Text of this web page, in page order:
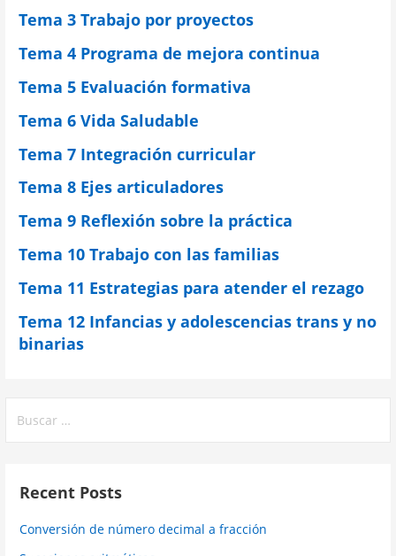
Tema 3 Trabajo por proyectos
Tema 4 Programa de mejora continua
Tema 5 Evaluación formativa
Tema 6 Vida Saludable
Tema 7 Integración curricular
Tema 8 Ejes articuladores
Tema 9 Reflexión sobre la práctica
Tema 10 Trabajo con las familias
Tema 11 Estrategias para atender el rezago
Tema 12 Infancias y adolescencias trans y no
binarias
Recent Posts
Conversión de número decimal a fracción